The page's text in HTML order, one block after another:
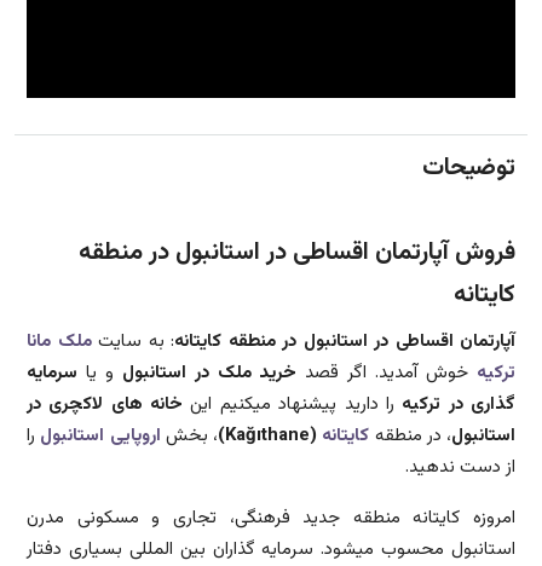
توضیحات
فروش آپارتمان اقساطی در استانبول در منطقه
کایتانه
آپارتمان اقساطی در استانبول در منطقه کایتانه: به سایتملک مانا
ترکیه خوش آمدید. اگر قصد خرید ملک در استانبول و یا سرمایه
گذاری در ترکیه را دارید پیشنهاد میکنیم این خانه های لاکچری در
استانبول، در منطقه کایتانه (Kağıthane) ، بخش اروپایی استانبول را
از دست ندهید.
امروزه کایتانه منطقه جدید فرهنگی، تجاری و مسکونی مدرن
استانبول محسوب میشود. سرمایه گذاران بین المللی بسیاری دفتار